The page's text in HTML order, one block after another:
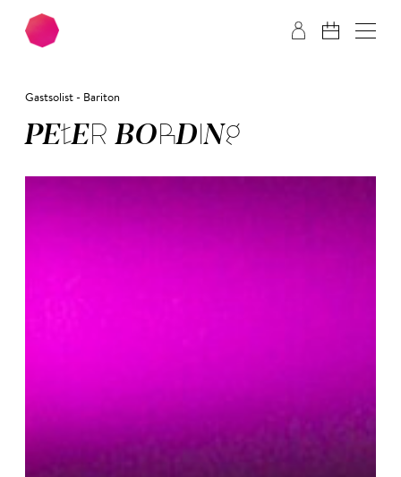
Zum Hauptinhalt springen Zum Footer springen
Gastsolist - Bariton
PETER BORDING